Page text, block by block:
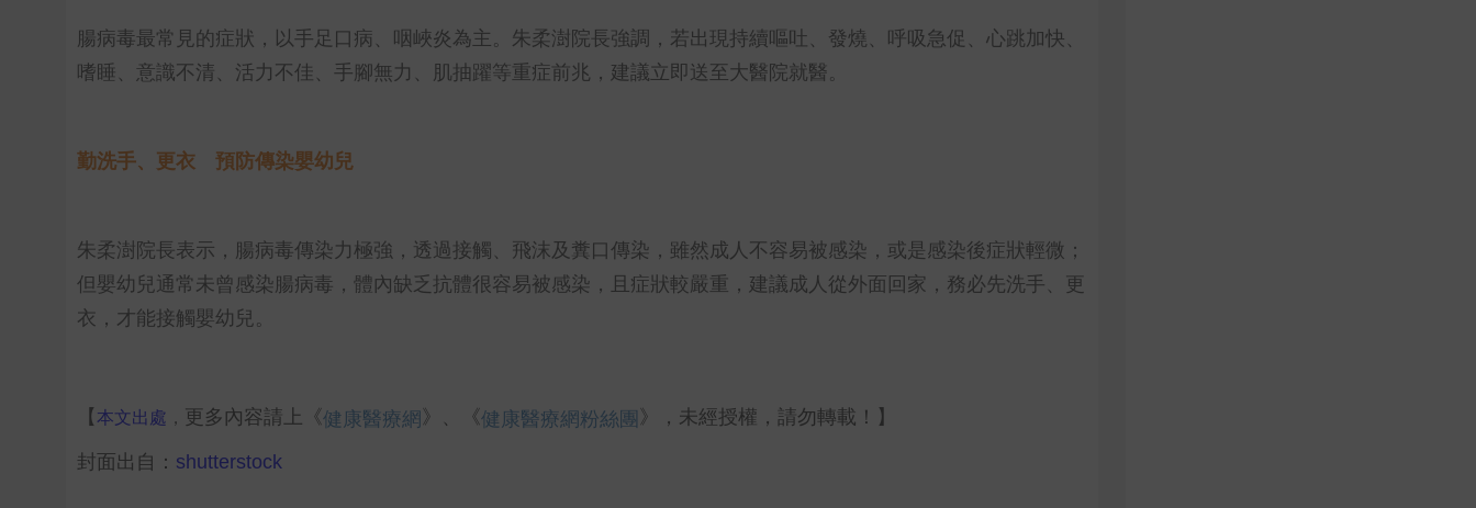
腸病毒最常見的症狀，以手足口病、咽峽炎為主。朱柔澍院長強調，若出現持續嘔吐、發燒、呼吸急促、心跳加快、
嗜睡、意識不清、活力不佳、手腳無力、肌抽躍等重症前兆，建議立即送至大醫院就醫。
勤洗手、更衣 預防傳染嬰幼兒
朱柔澍院長表示，腸病毒傳染力極強，透過接觸、飛沫及糞口傳染，雖然成人不容易被感染，或是感染後症狀輕微；
但嬰幼兒通常未曾感染腸病毒，體內缺乏抗體很容易被感染，且症狀較嚴重，建議成人從外面回家，務必先洗手、更
衣，才能接觸嬰幼兒。
【 本文出處 ， 更多內容請上《健康醫療網 》、《健康醫療網粉絲團 》，未經授權，請勿轉載！】
封面出自： shutterstock